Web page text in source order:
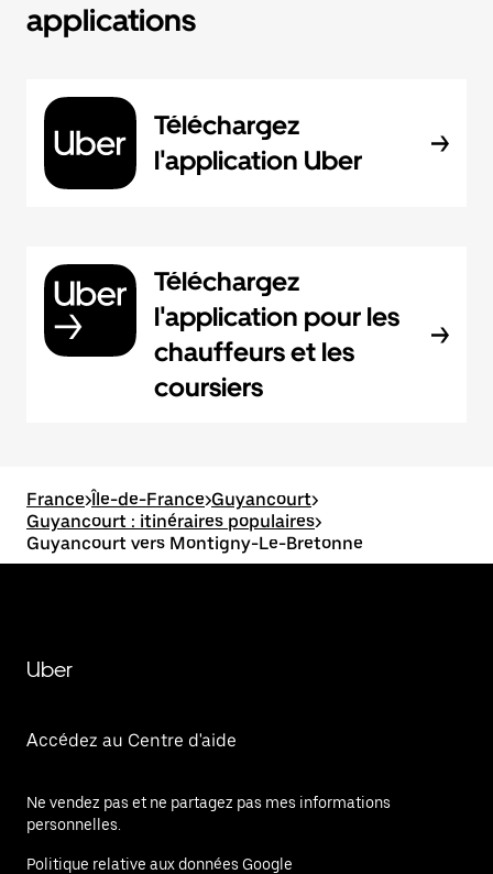
applications
Téléchargez
l'application Uber
Téléchargez
l'application pour les
chauffeurs et les
coursiers
France>Île-de-France>Guyancourt>
Guyancourt : itinéraires populaires>
Guyancourt vers Montigny-Le-Bretonne
Uber
Accédez au Centre d'aide
Ne vendez pas et ne partagez pas mes informations
personnelles.
Politique relative aux données Google